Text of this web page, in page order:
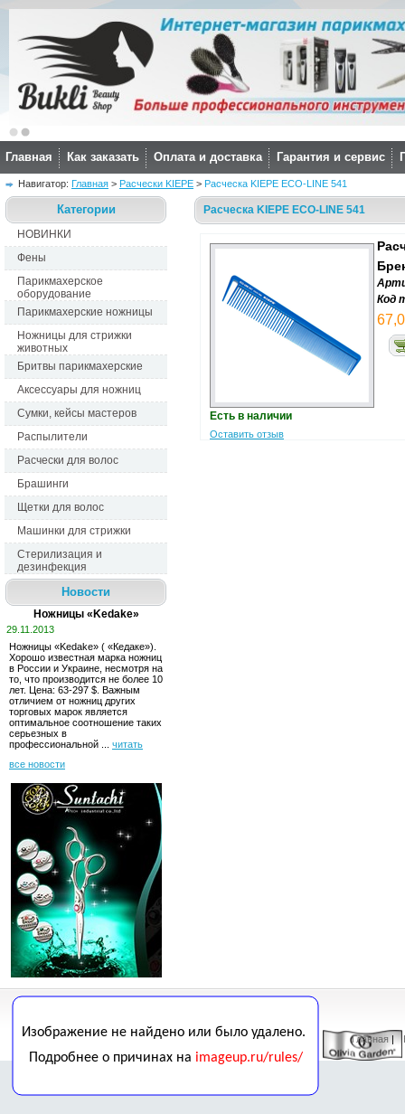
Главная Как заказать Оплата и доставка Гарантия и сервис
Навигатор: Главная > Расчески KIEPE > Расческа KIEPE ECO-LINE 541
Категории
НОВИНКИ
Фены
Парикмахерское
оборудование
Парикмахерские ножницы
Ножницы для стрижки
животных
Бритвы парикмахерские
Аксессуары для ножниц
Сумки, кейсы мастеров
Распылители
Расчески для волос
Брашинги
Щетки для волос
Машинки для стрижки
Стерилизация и
дезинфекция
Новости
Ножницы «Kedake»
29.11.2013
Ножницы «Kedake» ( «Кедаке»).
Хорошо известная марка ножниц
в России и Украине, несмотря на
то, что производится не более 10
лет. Ценa: 63-297 $. Важным
отличием от ножниц других
торговых марок является
оптимальное соотношение таких
серьезных в
профессиональной ... читать
все новости
Расческа KIEPE ECO-LINE 541
Есть в наличии
Оставить отзыв
Код
Главная |